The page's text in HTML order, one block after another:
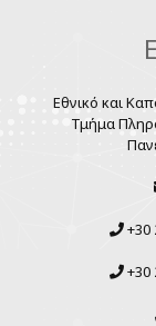
Εθνικό και
Τμήμα
+30
+30